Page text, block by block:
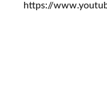
https://